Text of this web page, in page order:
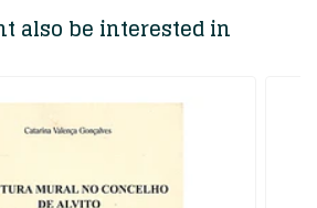
also be interested in